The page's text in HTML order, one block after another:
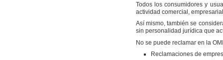
Todos los consumidores y
actividad comercial,
Así mismo, también se
sin personalidad jurídica que
No se puede reclamar en la
Reclamaciones de